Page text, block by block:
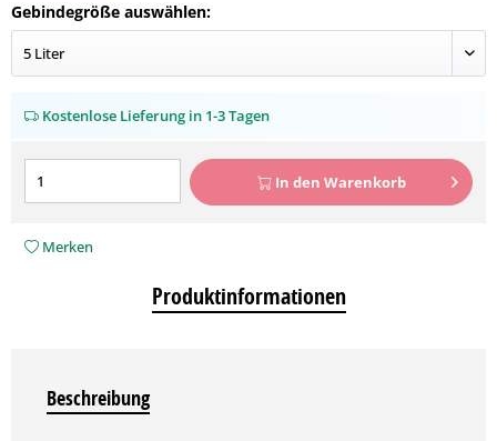
Gebindegröße auswählen:
Kostenlose Lieferung in 1-3 Tagen
In den Warenkorb
Merken
Produktinformationen
Beschreibung